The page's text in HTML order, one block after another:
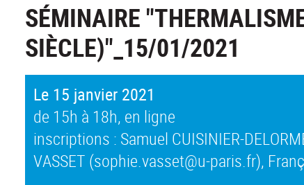
SÉMINAIRE
SIÈCLE)"_15/01/2021
Le 15 janvier 2021
de 15h à 18h, en ligne
inscriptions : Samuel CUISINIER-
VASSET (sophie.vasset@u-paris.fr),